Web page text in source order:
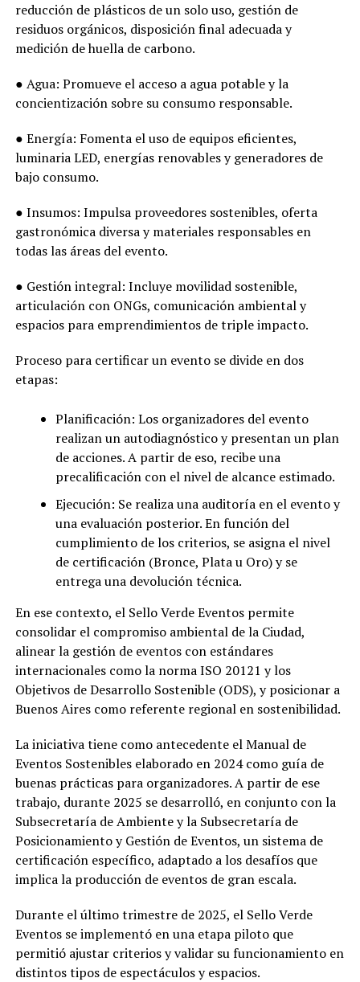
reducción de plásticos de un solo uso, gestión de
residuos orgánicos, disposición final adecuada y
medición de huella de carbono.
● Agua: Promueve el acceso a agua potable y la
concientización sobre su consumo responsable.
● Energía: Fomenta el uso de equipos eficientes,
luminaria LED, energías renovables y generadores de
bajo consumo.
● Insumos: Impulsa proveedores sostenibles, oferta
gastronómica diversa y materiales responsables en
todas las áreas del evento.
● Gestión integral: Incluye movilidad sostenible,
articulación con ONGs, comunicación ambiental y
espacios para emprendimientos de triple impacto.
Proceso para certificar un evento se divide en dos
etapas:
Planificación: Los organizadores del evento
realizan un autodiagnóstico y presentan un plan
de acciones. A partir de eso, recibe una
precalificación con el nivel de alcance estimado.
Ejecución: Se realiza una auditoría en el evento y
una evaluación posterior. En función del
cumplimiento de los criterios, se asigna el nivel
de certificación (Bronce, Plata u Oro) y se
entrega una devolución técnica.
En ese contexto, el Sello Verde Eventos permite
consolidar el compromiso ambiental de la Ciudad,
alinear la gestión de eventos con estándares
internacionales como la norma ISO 20121 y los
Objetivos de Desarrollo Sostenible (ODS), y posicionar a
Buenos Aires como referente regional en sostenibilidad.
La iniciativa tiene como antecedente el Manual de
Eventos Sostenibles elaborado en 2024 como guía de
buenas prácticas para organizadores. A partir de ese
trabajo, durante 2025 se desarrolló, en conjunto con la
Subsecretaría de Ambiente y la Subsecretaría de
Posicionamiento y Gestión de Eventos, un sistema de
certificación específico, adaptado a los desafíos que
implica la producción de eventos de gran escala.
Durante el último trimestre de 2025, el Sello Verde
Eventos se implementó en una etapa piloto que
permitió ajustar criterios y validar su funcionamiento en
distintos tipos de espectáculos y espacios.